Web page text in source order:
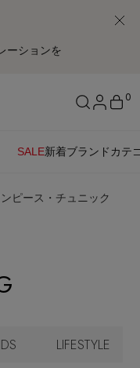
ーションを
SALE新着ブランド カテ
0
ピース・チュニック
LIFESTYLE